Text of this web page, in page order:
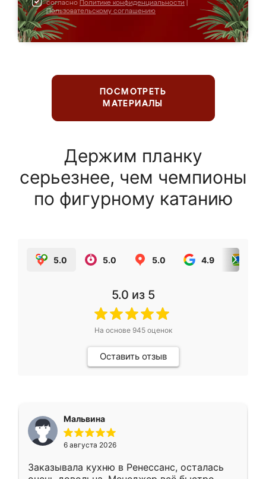
согласно Политике конфиденциальности
Пользовательскому соглашению
ПОСМОТРЕТЬ
МАТЕРИАЛЫ
Держим планку
серьезнее, чем чемпионы
по фигурному катанию
5.0 5.0 5.0 4.9
5.0 из 5
На основе 945оценок
Оставить отзыв
Мальвина
6 августа 2026
Заказывала кухню в Ренессанс, осталась